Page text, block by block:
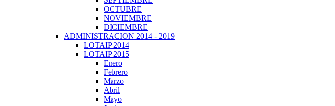
OCTUBRE
NOVIEMBRE
DICIEMBRE
ADMINISTRACION 2014 - 2019
LOTAIP 2014
LOTAIP 2015
Enero
Febrero
Marzo
Abril
Mayo